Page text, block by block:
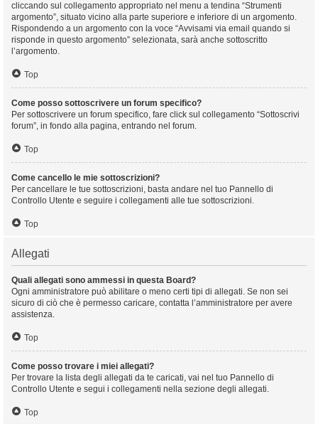
cliccando sul collegamento appropriato nel menu a tendina “Strumenti
argomento”, situato vicino alla parte superiore e inferiore di un argomento.
Rispondendo a un argomento con la voce “Avvisami via email quando si
risponde in questo argomento” selezionata, sarà anche sottoscritto
l’argomento.
Top
Come posso sottoscrivere un forum specifico?
Per sottoscrivere un forum specifico, fare click sul collegamento “Sottoscrivi
forum”, in fondo alla pagina, entrando nel forum.
Top
Come cancello le mie sottoscrizioni?
Per cancellare le tue sottoscrizioni, basta andare nel tuo Pannello di
Controllo Utente e seguire i collegamenti alle tue sottoscrizioni.
Top
Allegati
Quali allegati sono ammessi in questa Board?
Ogni amministratore può abilitare o meno certi tipi di allegati. Se non sei
sicuro di ciò che è permesso caricare, contatta l’amministratore per avere
assistenza.
Top
Come posso trovare i miei allegati?
Per trovare la lista degli allegati da te caricati, vai nel tuo Pannello di
Controllo Utente e segui i collegamenti nella sezione degli allegati.
Top